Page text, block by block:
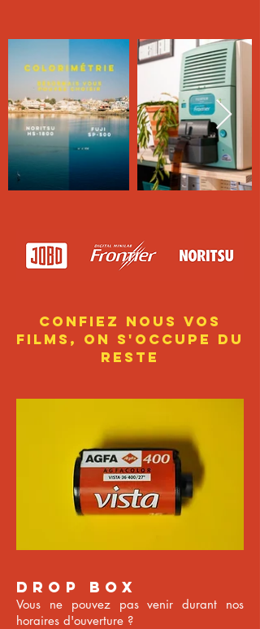
Confiez nous vos
films, on s'occupe du
reste
Drop Box
Vous ne pouvez pas venir durant nos
horaires d'ouverture ?